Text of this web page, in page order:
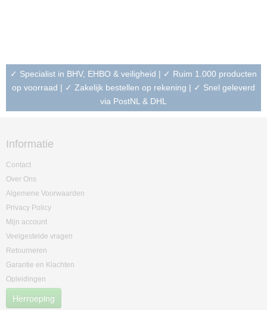
✓ Specialist in BHV, EHBO & veiligheid | ✓ Ruim 1.000 producten
op voorraad | ✓ Zakelijk bestellen op rekening | ✓ Snel geleverd
via PostNL & DHL
Informatie
Contact
Over Ons
Algemene Voorwaarden
Privacy Policy
Mijn account
Veelgestelde vragen
Retourneren
Garantie en Klachten
Opleidingen
Herroeping